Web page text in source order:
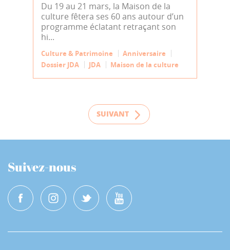
Du 19 au 21 mars, la Maison de la
culture fêtera ses 60 ans autour d’un
programme éclatant retraçant son
hi...
Culture & Patrimoine
Anniversaire
Dossier JDA
JDA Maison de la culture
SUIVANT
Suivez-nous